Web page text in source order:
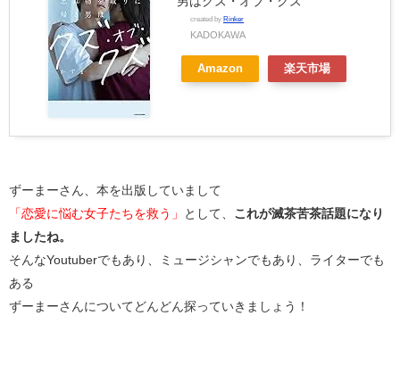
created by Rinker
KADOKAWA
Amazon 楽天市場
ずーまーさん、本を出版していまして
「恋愛に悩む女子たちを救う」
として、
これが滅茶苦茶話題になり
ましたね。
そんなYoutuberでもあり、ミュージシャンでもあり、ライターでも
ある
ずーまーさんについてどんどん探っていきましょう！